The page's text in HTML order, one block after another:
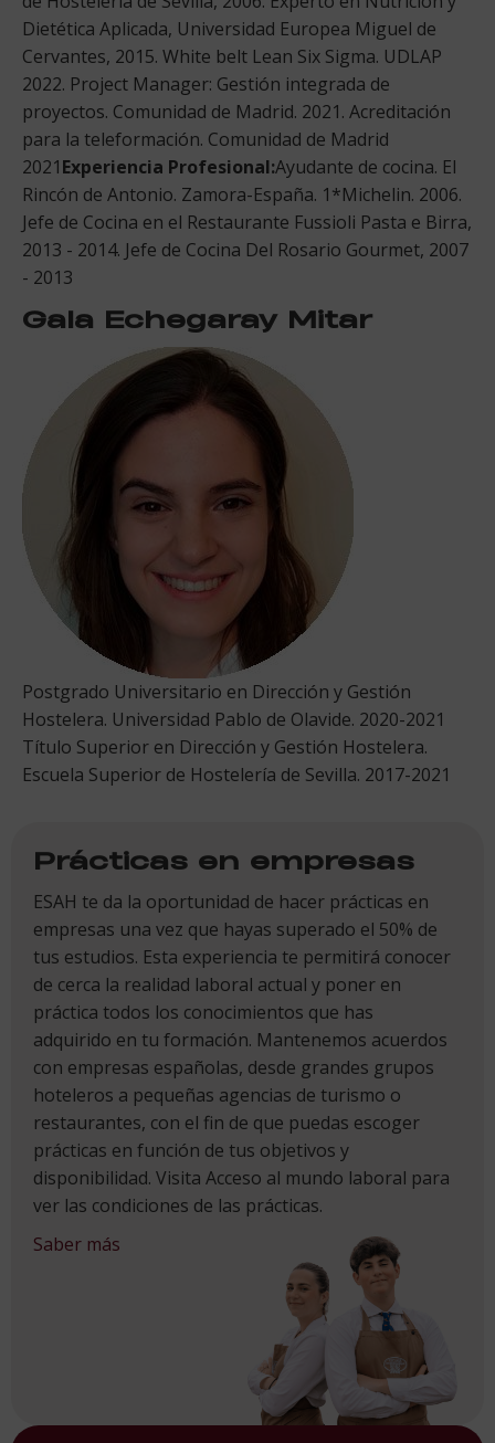
Dietética Aplicada, Universidad Europea Miguel de
Cervantes, 2015. White belt Lean Six Sigma. UDLAP
2022. Project Manager: Gestión integrada de
proyectos. Comunidad de Madrid. 2021. Acreditación
para la teleformación. Comunidad de Madrid
2021Experiencia Profesional:Ayudante de cocina. El
Rincón de Antonio. Zamora-España. 1*Michelin. 2006.
Jefe de Cocina en el Restaurante Fussioli Pasta e Birra,
2013 - 2014. Jefe de Cocina Del Rosario Gourmet, 2007
- 2013
Gala Echegaray Mitar
Postgrado Universitario en Dirección y Gestión
Hostelera. Universidad Pablo de Olavide. 2020-2021
Título Superior en Dirección y Gestión Hostelera.
Escuela Superior de Hostelería de Sevilla. 2017-2021
Prácticas en empresas
ESAH te da la oportunidad de hacer prácticas en
empresas una vez que hayas superado el 50% de
tus estudios. Esta experiencia te permitirá conocer
de cerca la realidad laboral actual y poner en
práctica todos los conocimientos que has
adquirido en tu formación. Mantenemos acuerdos
con empresas españolas, desde grandes grupos
hoteleros a pequeñas agencias de turismo o
restaurantes, con el fin de que puedas escoger
prácticas en función de tus objetivos y
disponibilidad. Visita Acceso al mundo laboral para
ver las condiciones de las prácticas.
Saber más